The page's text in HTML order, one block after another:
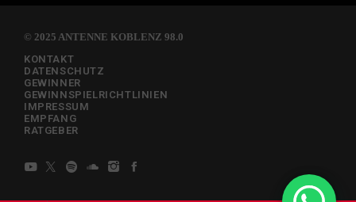
© 2025 ANTENNE KOBLENZ 98.0
KONTAKT
DATENSCHUTZ
GEWINNER
GEWINNSPIELRICHTLINIEN
IMPRESSUM
EMPFANG
RATGEBER